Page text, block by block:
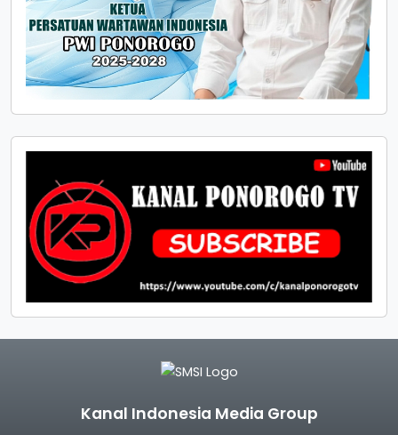
Kanal Indonesia Media Group